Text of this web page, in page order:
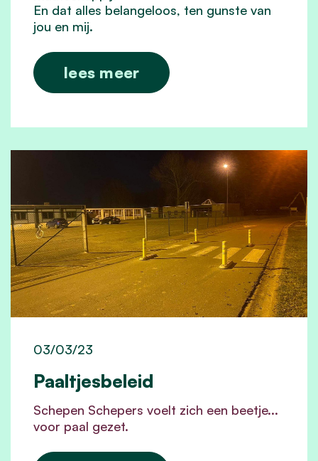
En dat alles belangeloos, ten gunste van
jou en mij.
lees meer
Paaltjesbeleid
03/03/23
Schepen Schepers voelt zich een beetje...
voor paal gezet.